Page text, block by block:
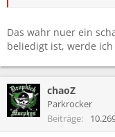
Das wahr nuer ein
beliedigt ist, werde
chaoZ
Parkrocker
Beiträge